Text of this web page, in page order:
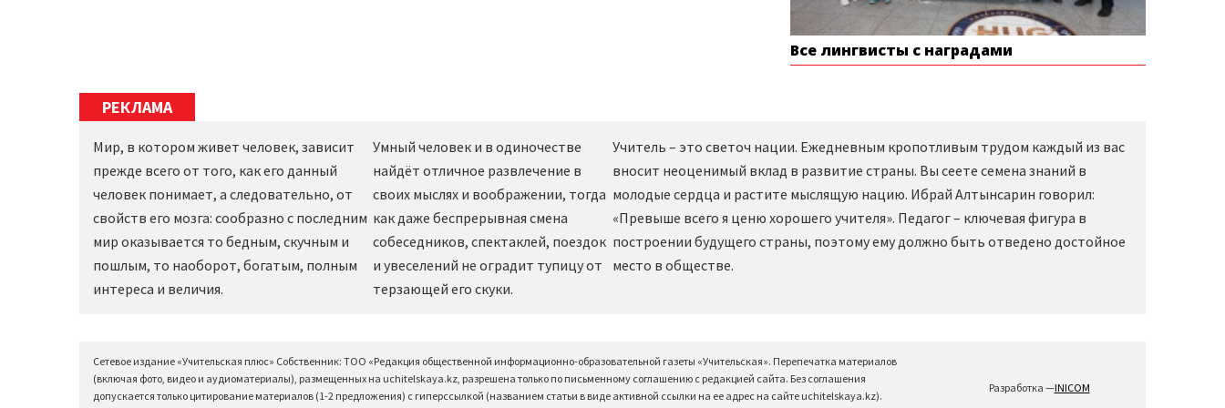
Все лингвисты с наградами
РЕКЛАМА
Мир, в котором живет человек, зависит
прежде всего от того, как его данный
человек понимает, а следовательно, от
свойств его мозга: сообразно с последним
мир оказывается то бедным, скучным и
пошлым, то наоборот, богатым, полным
интереса и величия.
Умный человек и в одиночестве
найдёт отличное развлечение в
своих мыслях и воображении, тогда
как даже беспрерывная смена
собеседников, спектаклей, поездок
и увеселений не оградит тупицу от
терзающей его скуки.
Учитель – это светоч нации. Ежедневным кропотливым трудом каждый из вас
вносит неоценимый вклад в развитие страны. Вы сеете семена знаний в
молодые сердца и растите мыслящую нацию. Ибрай Алтынсарин говорил:
«Превыше всего я ценю хорошего учителя». Педагог – ключевая фигура в
построении будущего страны, поэтому ему должно быть отведено достойное
место в обществе.
Сетевое издание «Учительская плюс» Собственник: ТОО «Редакция общественной информационно-образовательной газеты «Учительская». Перепечатка материалов
(включая фото, видео и аудиоматериалы), размещенных на uchitelskaya.kz, разрешена только по письменному соглашению с редакцией сайта. Без соглашения
допускается только цитирование материалов (1-2 предложения) с гиперссылкой (названием статьи в виде активной ссылки на ее адрес на сайте uchitelskaya.kz).
Разработка —INICOM